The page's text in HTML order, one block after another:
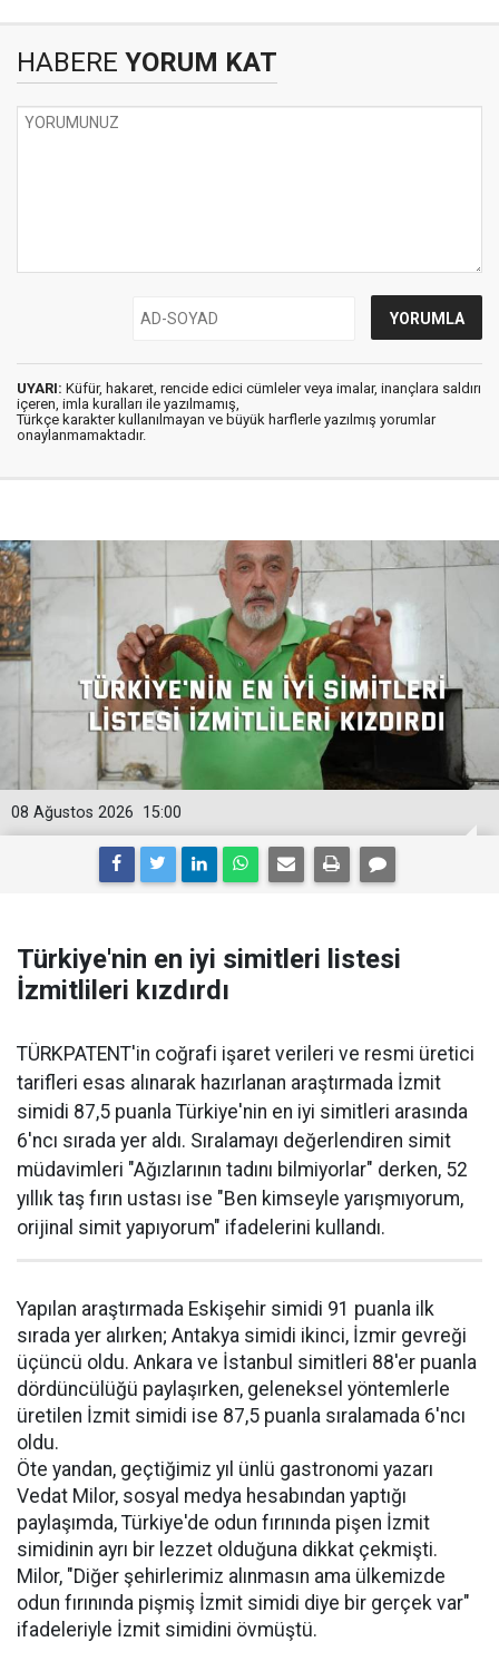
HABERE YORUM KAT
UYARI: Küfür, hakaret, rencide edici cümleler veya imalar, inançlara saldırı
içeren, imla kuralları ile yazılmamış,
Türkçe karakter kullanılmayan ve büyük harflerle yazılmış yorumlar
onaylanmamaktadır.
15:00
08 Ağustos 2026
Türkiye'nin en iyi simitleri listesi
İzmitlileri kızdırdı
TÜRKPATENT'in coğrafi işaret verileri ve resmi üretici
tarifleri esas alınarak hazırlanan araştırmada İzmit
simidi 87,5 puanla Türkiye'nin en iyi simitleri arasında
6'ncı sırada yer aldı. Sıralamayı değerlendiren simit
müdavimleri "Ağızlarının tadını bilmiyorlar" derken, 52
yıllık taş fırın ustası ise "Ben kimseyle yarışmıyorum,
orijinal simit yapıyorum" ifadelerini kullandı.
Yapılan araştırmada Eskişehir simidi 91 puanla ilk
sırada yer alırken; Antakya simidi ikinci, İzmir gevreği
üçüncü oldu. Ankara ve İstanbul simitleri 88'er puanla
dördüncülüğü paylaşırken, geleneksel yöntemlerle
üretilen İzmit simidi ise 87,5 puanla sıralamada 6'ncı
oldu.
Öte yandan, geçtiğimiz yıl ünlü gastronomi yazarı
Vedat Milor, sosyal medya hesabından yaptığı
paylaşımda, Türkiye'de odun fırınında pişen İzmit
simidinin ayrı bir lezzet olduğuna dikkat çekmişti.
Milor, "Diğer şehirlerimiz alınmasın ama ülkemizde
odun fırınında pişmiş İzmit simidi diye bir gerçek var"
ifadeleriyle İzmit simidini övmüştü.